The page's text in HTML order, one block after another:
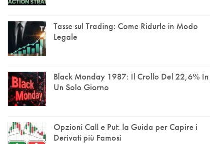
Tasse sul Trading: Come Ridurle in Modo
Legale
Black Monday 1987: Il Crollo Del 22,6% In
Un Solo Giorno
Opzioni Call e Put: la Guida per Capire i
Derivati più Famosi